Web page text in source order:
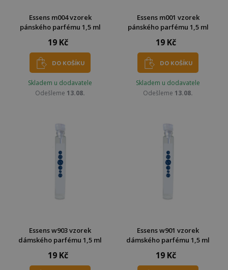
Essens m004 vzorek
pánského parfému 1,5 ml
19 Kč
DO KOŠÍKU
Skladem u dodavatele
Odešleme 13.08.
Essens m001 vzorek
pánského parfému 1,5 ml
19 Kč
DO KOŠÍKU
Skladem u dodavatele
Odešleme 13.08.
Essens w903 vzorek
dámského parfému 1,5 ml
19 Kč
Essens w901 vzorek
dámského parfému 1,5 ml
19 Kč